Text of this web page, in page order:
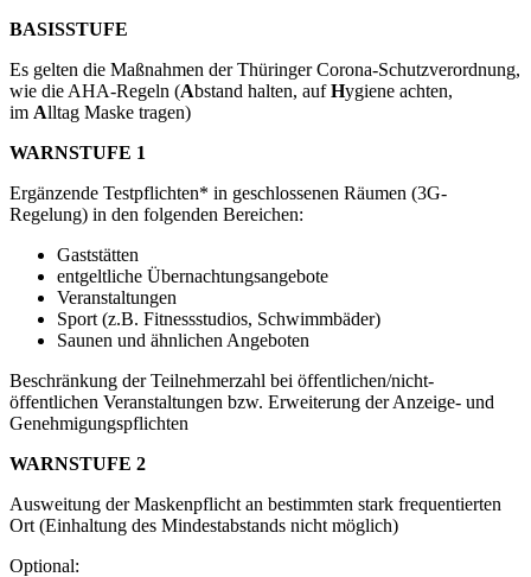
BASISSTUFE
Es gelten die Maßnahmen der Thüringer Corona-Schutzverordnung,
wie die AHA-Regeln (Abstand halten, aufHygiene achten,
im Alltag Maske tragen)
WARNSTUFE 1
Ergänzende Testpflichten* in geschlossenen Räumen (3G-
Regelung) in den folgenden Bereichen:
Gaststätten
entgeltliche Übernachtungsangebote
Veranstaltungen
Sport (z.B. Fitnessstudios, Schwimmbäder)
Saunen und ähnlichen Angeboten
Beschränkung der Teilnehmerzahl bei öffentlichen/nicht-
öffentlichen Veranstaltungen bzw. Erweiterung der Anzeige- und
Genehmigungspflichten
WARNSTUFE 2
Ausweitung der Maskenpflicht an bestimmten stark frequentierten
Ort (Einhaltung des Mindestabstands nicht möglich)
Optional: